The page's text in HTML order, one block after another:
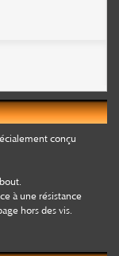
conçu
à une résistance
hors des vis.